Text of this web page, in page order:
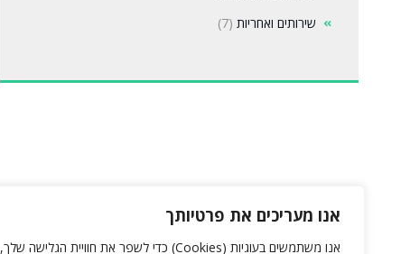
אנו מעריכים את פרטיותך
אנו משתמשים בעוגיות (Cookies) כדי לשפר את חוויית הגלישה שלך,
שירותים ואחריות (7)